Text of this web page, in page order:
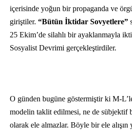
içerisinde yoğun bir propaganda ve
giriştiler. “Bütün İktidar Sovyetlere”
25 Ekim’de silahlı bir ayaklanmayla
Sosyalist Devrimi gerçekleştirdiler.
O günden bugüne göstermiştir ki M-
modelin taklit edilmesi, ne de sübjektif
olarak ele almazlar. Böyle bir ele alışın